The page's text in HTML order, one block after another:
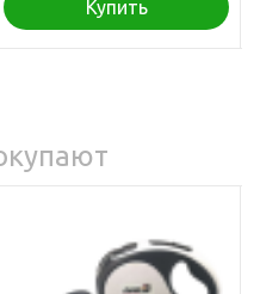
Купить